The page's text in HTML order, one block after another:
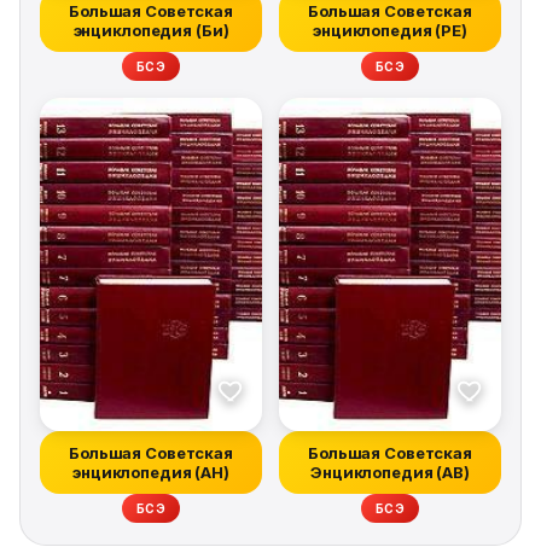
Большая Советская
энциклопедия (Би)
БСЭ
Большая Советская
энциклопедия (РЕ)
БСЭ
Большая Советская
энциклопедия (АН)
БСЭ
Большая Советская
Энциклопедия (АВ)
БСЭ